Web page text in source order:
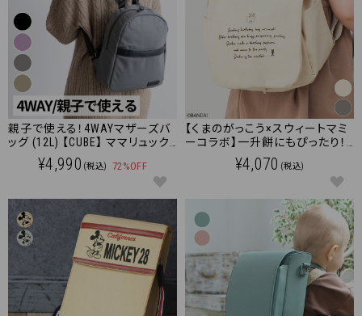
親子で使える！4WAYマザーズバ
ッグ (12L) 【CUBE】 ママリュック/
マザーズバッグ
¥4,990 (税込) 72%OFF
【くまのがっこう×スウィートマミ
ーコラボ】一升餅にもぴったり！
くまのがっこう ベビーリュック
【名入れ刺繍対象商品】
¥4,070 (税込)